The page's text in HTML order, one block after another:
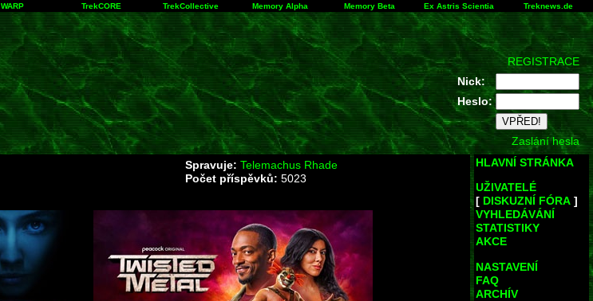
WARP TrekCORE TrekCollective Memory Alpha Memory Beta Ex Astris Scientia Treknews.de
REGISTRACE
Nick:
Heslo:
Zaslání hesla
Spravuje: Telemachus Rhade
Počet příspěvků: 5023
HLAVNÍ STRÁNKA
UŽIVATELÉ
[ DISKUZNÍ FÓRA ]
VYHLEDÁVÁNÍ
STATISTIKY
AKCE
NASTAVENÍ
FAQ
ARCHÍV